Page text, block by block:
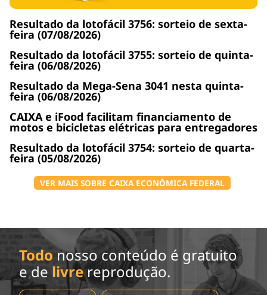
Resultado da lotofácil 3756: sorteio de sexta-
feira (07/08/2026)
Resultado da lotofácil 3755: sorteio de quinta-
feira (06/08/2026)
Resultado da Mega-Sena 3041 nesta quinta-
feira (06/08/2026)
CAIXA e iFood facilitam financiamento de
motos e bicicletas elétricas para entregadores
Resultado da lotofácil 3754: sorteio de quarta-
feira (05/08/2026)
VER MAIS SOBRE CAIXA ECONÔMICA FEDERAL
Todo nosso conteúdo é gratuito
e de livrereprodução.